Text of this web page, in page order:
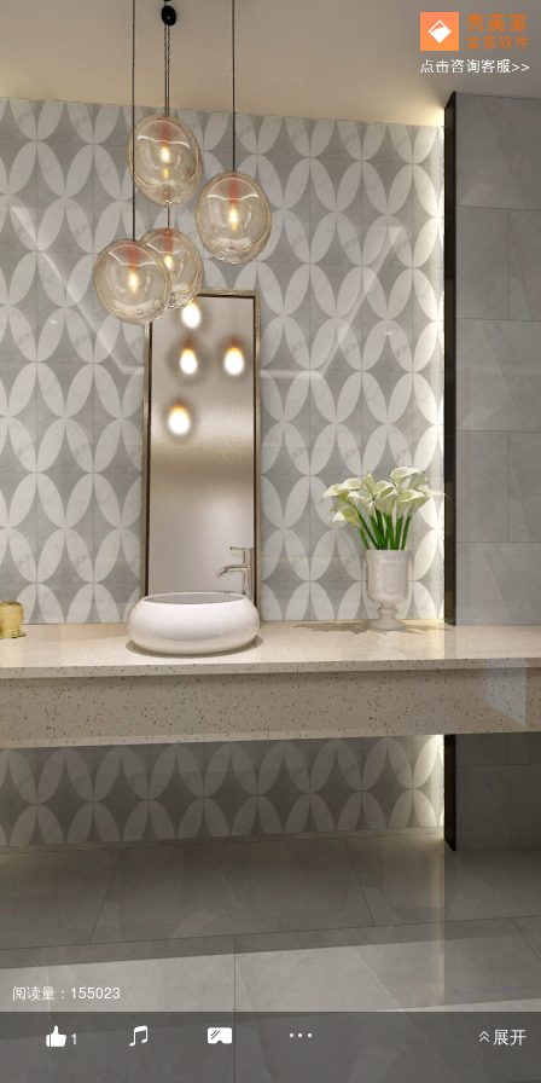
阅读量：155023
1 展开